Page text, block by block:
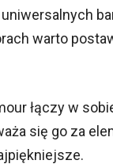
warto
łączy w
się go za